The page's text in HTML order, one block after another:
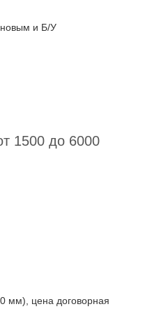
новым и Б/У
1500 до 6000
мм), цена договорная